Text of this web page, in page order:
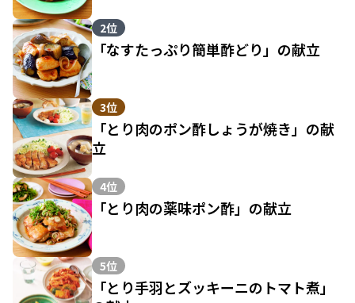
2位
「なすたっぷり簡単酢どり」の献立
3位
「とり肉のポン酢しょうが焼き」の献
立
4位
「とり肉の薬味ポン酢」の献立
5位
「とり手羽とズッキーニのトマト煮」